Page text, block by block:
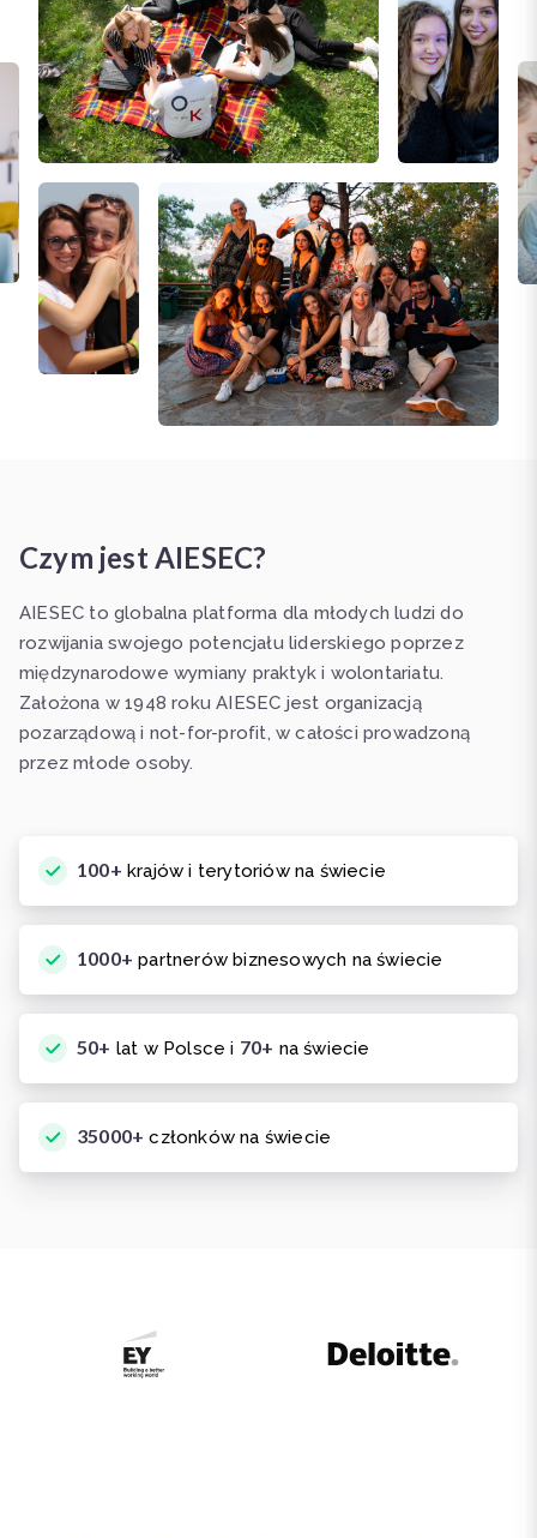
Czym jest AIESEC?
AIESEC to globalna platforma dla młodych ludzi do
rozwijania swojego potencjału liderskiego poprzez
międzynarodowe wymiany praktyk i wolontariatu.
Założona w 1948 roku AIESEC jest organizacją
pozarządową i not-for-profit, w całości prowadzoną
przez młode osoby.
100+ krajów i terytoriów na świecie
1000+ partnerów biznesowych na świecie
50+ lat w Polsce i 70+ na świecie
35000+ członków na świecie